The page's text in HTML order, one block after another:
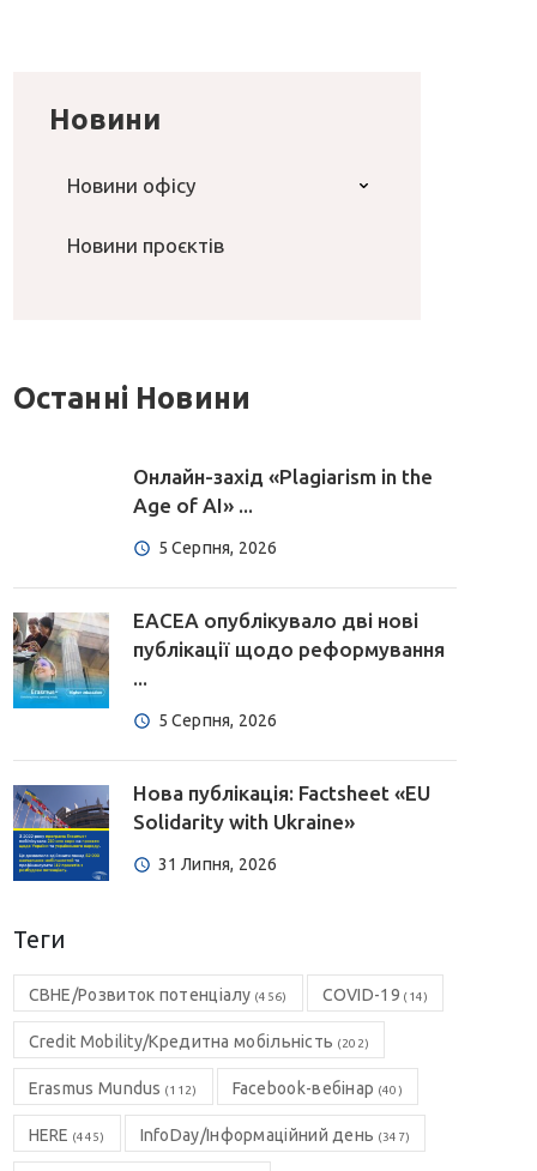
Новини
Новини офісу
Новини проєктів
Останні Новини
Онлайн-захід «Plagiarism in the
Age of AI» ...
5 Серпня, 2026
EACEA опублікувало дві нові
публікації щодо реформування
...
5 Серпня, 2026
Нова публікація: Factsheet «EU
Solidarity with Ukraine»
31 Липня, 2026
Теги
CBHE/Розвиток потенціалу (456) COVID-19 (14)
Credit Mobility/Кредитна мобільність (202)
Erasmus Mundus (112) Facebook-вебінар (40)
HERE (445) InfoDay/Інформаційний день (347)